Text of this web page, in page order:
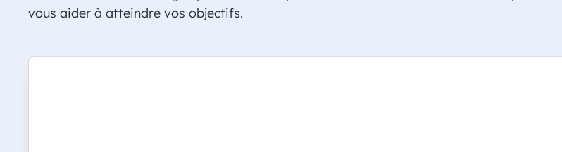
vous aider à atteindre vos objectifs.